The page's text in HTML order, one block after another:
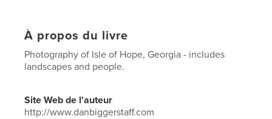
À propos du livre
Photography of Isle of Hope, Georgia - includes
landscapes and people.
Site Web de l'auteur
http://www.danbiggerstaff.com